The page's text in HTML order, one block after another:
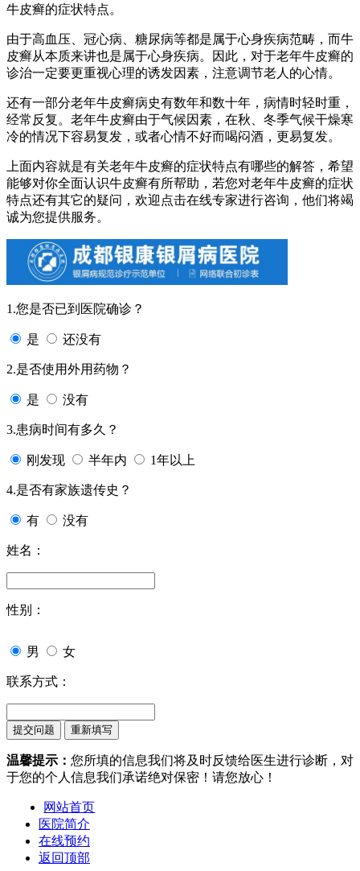
牛皮癣的症状特点。
由于高血压、冠心病、糖尿病等都是属于心身疾病范畴，而牛
皮癣从本质来讲也是属于心身疾病。因此，对于老年牛皮癣的
诊治一定要更重视心理的诱发因素，注意调节老人的心情。
还有一部分老年牛皮癣病史有数年和数十年，病情时轻时重，
经常反复。老年牛皮癣由于气候因素，在秋、冬季气候干燥寒
冷的情况下容易复发，或者心情不好而喝闷酒，更易复发。
上面内容就是有关老年牛皮癣的症状特点有哪些的解答，希望
能够对你全面认识牛皮癣有所帮助，若您对老年牛皮癣的症状
特点还有其它的疑问，欢迎点击在线专家进行咨询，他们将竭
诚为您提供服务。
1.您是否已到医院确诊？
是 还没有
2.是否使用外用药物？
是 没有
3.患病时间有多久？
刚发现 半年内 1年以上
4.是否有家族遗传史？
有 没有
姓名：
性别：
男 女
联系方式：
温馨提示： 您所填的信息我们将及时反馈给医生进行诊断，对
于您的个人信息我们承诺绝对保密！请您放心！
网站首页
医院简介
在线预约
返回顶部